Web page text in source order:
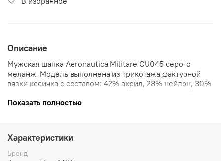
Описание
Мужская шапка Aeronautica Militare CU045 серого
меланж. Модель выполнена из трикотажа фактурной
вязки косичка с составом: 42% акрил, 28% нейлон, 30%
логотипом бренда. Этот теплый головной убор
Показать полностью
Характеристики
Бренд